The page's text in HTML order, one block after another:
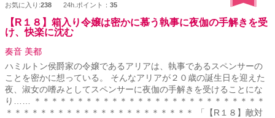
お気に入り:238 24h.ポイント： 35
【R１８】箱入り令嬢は密かに慕う執事に夜伽の手解きを受
け、快楽に沈む
奏音 美都
ハミルトン侯爵家の令嬢であるアリアは、執事であるスペンサーの
ことを密かに想っている。 そんなアリアが２０歳の誕生日を迎えた
夜、淑女の嗜みとしてスペンサーに夜伽の手解きを受けることにな
り…… ＊＊＊＊＊＊＊＊＊＊＊＊＊＊＊＊＊＊＊＊＊＊＊＊＊＊＊
＊＊＊＊＊＊＊＊＊＊＊＊＊＊＊＊＊＊＊＊＊＊ 「【R１８】敵対